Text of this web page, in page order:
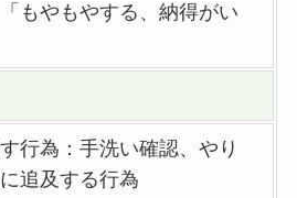
もやもやする、納得がい
行為：手洗い確認、やり
追及する行為